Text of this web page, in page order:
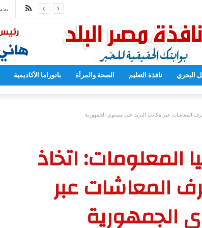
من العام المقبل
ملخص
الموقع
RSS
البحري نافذة التعليم الصحة والمرأة بانوراما الأكاديمية
صرف المعاشات عبر مكاتب البريد علي مستوي الجمهورية
المعلومات: اتخاذ
المعاشات عبر
الجمهورية